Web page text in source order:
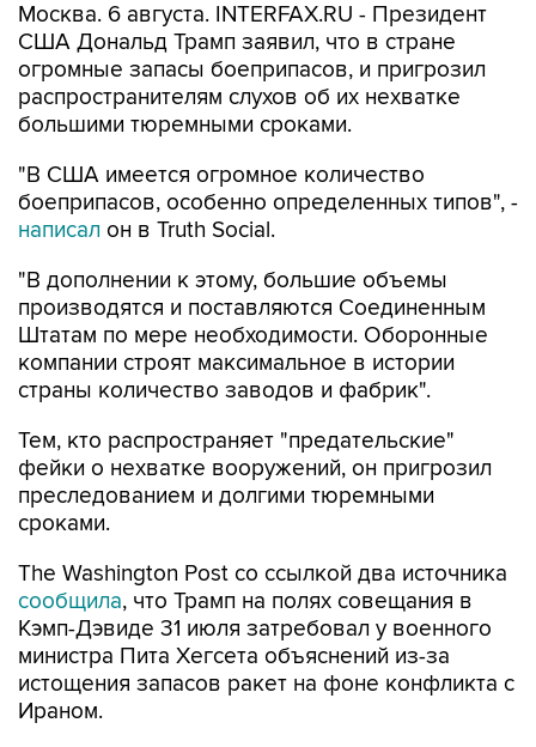
Москва. 6 августа. INTERFAX.RU - Президент
США Дональд Трамп заявил, что в стране
огромные запасы боеприпасов, и пригрозил
распространителям слухов об их нехватке
большими тюремными сроками.
"В США имеется огромное количество
боеприпасов, особенно определенных типов", -
написал он в Truth Social.
"В дополнении к этому, большие объемы
производятся и поставляются Соединенным
Штатам по мере необходимости. Оборонные
компании строят максимальное в истории
страны количество заводов и фабрик".
Тем, кто распространяет "предательские"
фейки о нехватке вооружений, он пригрозил
преследованием и долгими тюремными
сроками.
The Washington Post со ссылкой два источника
сообщила, что Трамп на полях совещания в
Кэмп-Дэвиде 31 июля затребовал у военного
министра Пита Хегсета объяснений из-за
истощения запасов ракет на фоне конфликта с
Ираном.